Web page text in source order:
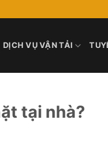
DỊCH VỤ VẬN TẢI
tại nhà?